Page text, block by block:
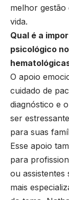
melhor gestão
vida.
Qual é a
psicológico
O apoio
cuidado de
diagnóstico e
ser
para suas
Esse apoio
para
ou assistentes
mais